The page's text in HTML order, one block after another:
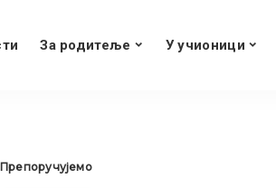
За родитеље У учионици
Препоручујемо